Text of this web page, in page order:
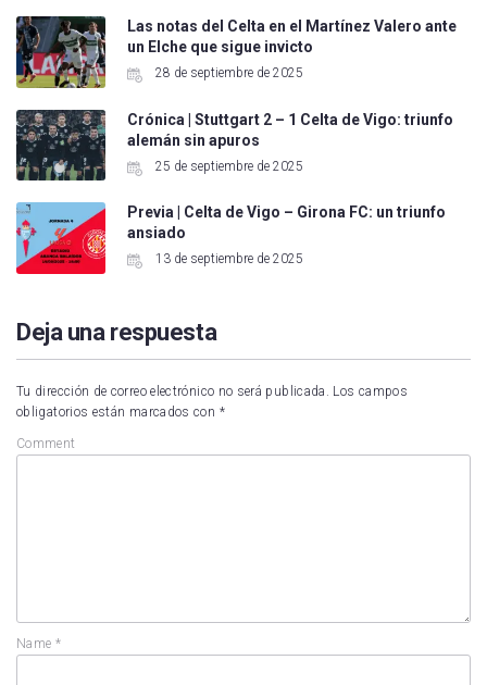
Las notas del Celta en el Martínez Valero ante
un Elche que sigue invicto
28 de septiembre de 2025
Crónica | Stuttgart 2 – 1 Celta de Vigo: triunfo
alemán sin apuros
25 de septiembre de 2025
Previa | Celta de Vigo – Girona FC: un triunfo
ansiado
13 de septiembre de 2025
Deja una respuesta
Tu dirección de correo electrónico no será publicada. Los campos
obligatorios están marcados con *
Comment
Name *